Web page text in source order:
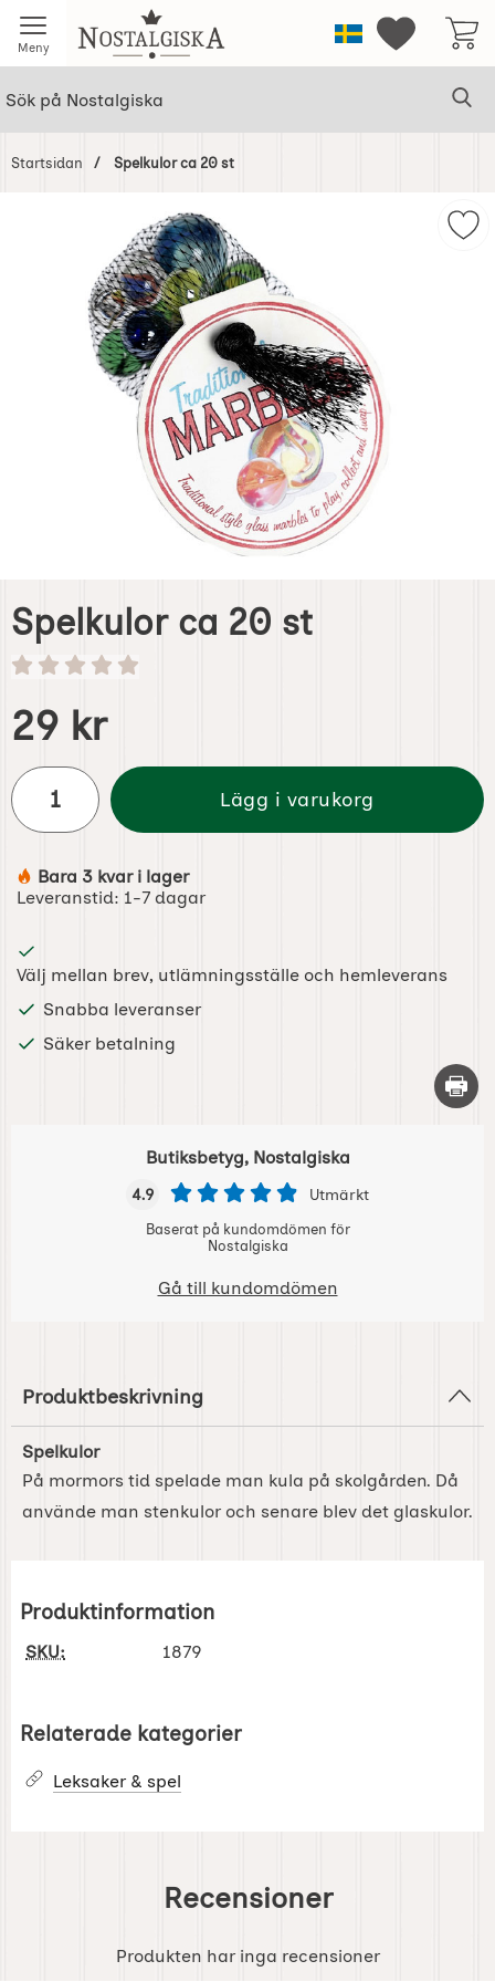
Meny Startsidan för NostalgiskaSverigeMina
Startsidan Spelkulor ca 20 st
Spelkulor ca 20 st
Handla denna produkt Spelkulor ca 20 st
pris
29 kr
antal
Lägg i varukorg
Tillgänglighet:
Bara 3 kvar i lager
Leveranstid: 1-7 dagar
Välj mellan brev, utlämningsställe och hemleverans
Snabba leveranser
Säker betalning
Skriv
Butiksbetyg, Nostalgiska
4.9 Utmärkt
Baserat på kundomdömen för
Nostalgiska
Gå till kundomdömen
Produktbeskrivning
Spelkulor
På mormors tid spelade man kula på skolgården. Då
använde man stenkulor och senare blev det glaskulor.
Produktinformation
SKU: 1879
Relaterade kategorier
Leksaker & spel
Recensioner
Produkten har inga recensioner